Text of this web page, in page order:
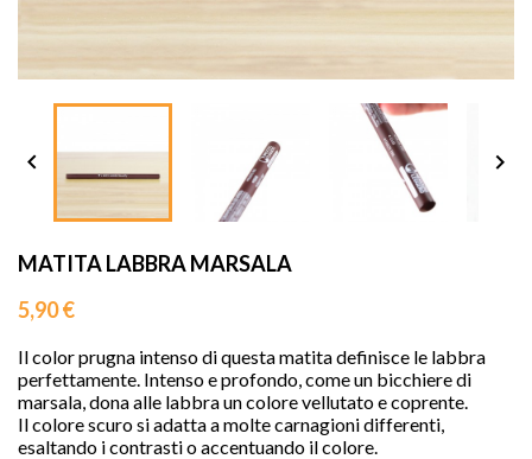

 
MATITA LABBRA MARSALA
5,90 €
Il color prugna intenso di questa matita definisce le labbra
perfettamente. Intenso e profondo, come un bicchiere di
marsala, dona alle labbra un colore vellutato e coprente.
Il colore scuro si adatta a molte carnagioni differenti,
esaltando i contrasti o accentuando il colore.